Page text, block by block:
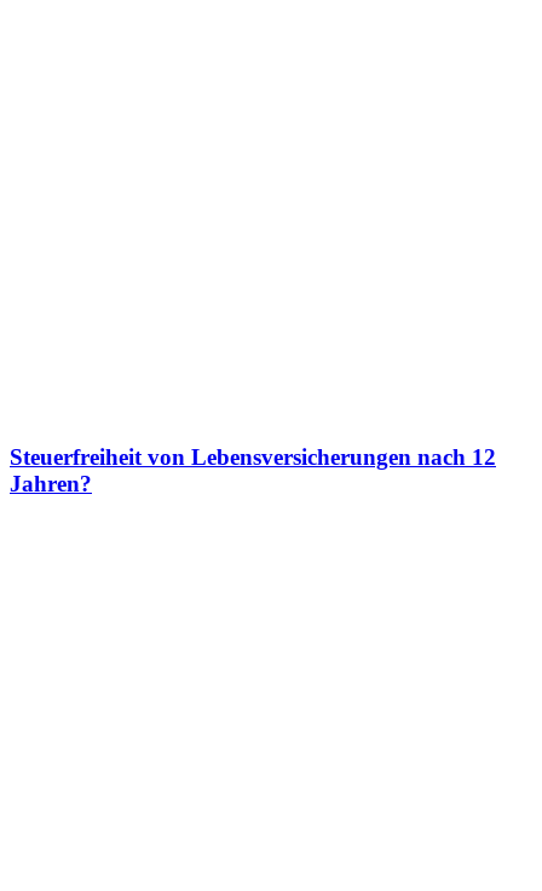
Steuerfreiheit von Lebensversicherungen nach 12
Jahren?